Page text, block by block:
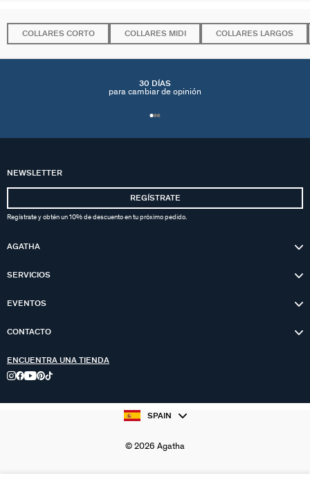
COLLARES CORTO COLLARES MIDI COLLARES LARGOS
30 DÍAS
para cambiar de opinión
NEWSLETTER
REGÍSTRATE
Regístrate y obtén un 10% de descuento en tu próximo pedido.
AGATHA
SERVICIOS
EVENTOS
CONTACTO
ENCUENTRA UNA TIENDA
SPAIN
© 2026 Agatha